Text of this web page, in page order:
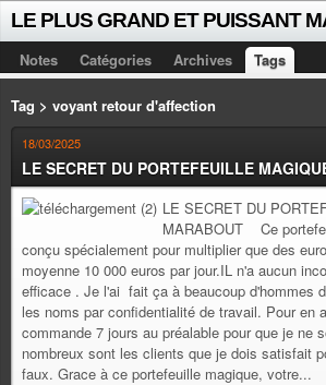
Notes Catégories Archives Tags
Tag > voyant retour d'affection
18/03/2025
LE SECRET DU PORTEFEUILLE
LE SECRET DU
MARABOUT Ce
conçu spécialement pour multiplier que des
moyenne 10 000 euros par jour.IL n'a aucun
efficace . Je l'ai fait ça à beaucoup d'hommes
les noms par confidentialité de travail. Pour en
commande 7 jours au préalable pour que je ne
nombreux sont les clients que je dois satisfait
faux. Grace à ce portefeuille magique, votre...